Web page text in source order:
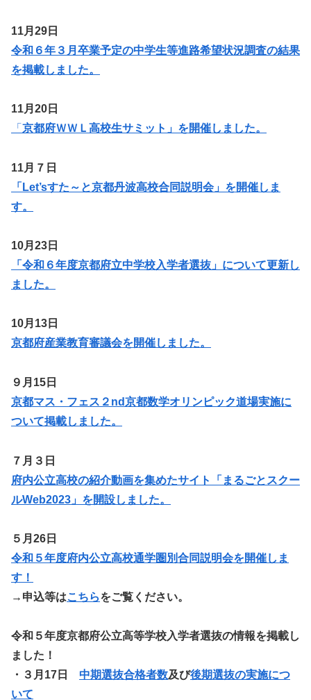
11月29日
令和６年３月卒業予定の中学生等進路希望状況調査の結果
を掲載しました。
11月20日
「 京都府ＷＷＬ高校生サミット」を開催しました。
11月７日
「Let’sすた～と京都丹波高校合同説明会」を開催しま
す。
10月23日
「令和６年度京都府立中学校入学者選抜」について更新し
ました。
10月13日
京都府産業教育審議会を開催しました。
９月15日
京都マス・フェス２nd京都数学オリンピック道場実施に
ついて掲載しました。
７月３日
府内公立高校の紹介動画を集めたサイト「まるごとスクー
ルWeb2023」を開設しました。
５月26日
令和５年度府内公立高校通学圏別合同説明会を開催しま
す！
→申込等はこちらをご覧ください。
令和５年度京都府公立高等学校入学者選抜の情報を掲載し
ました！
・ ３月17日 中期選抜合格者数及び後期選抜の実施につ
いて